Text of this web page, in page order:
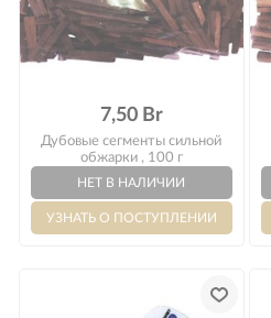
7,50 Br
Дубовые сегменты сильной
обжарки , 100 г